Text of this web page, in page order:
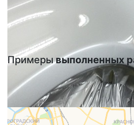
Примерывыполненных